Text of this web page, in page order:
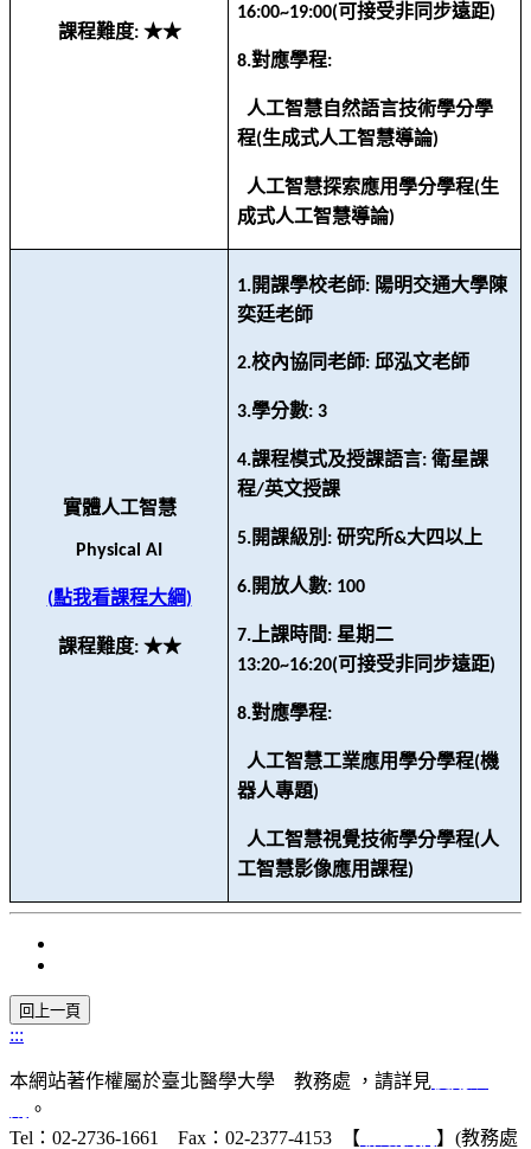
課程難度: ★★
16:00~19:00(可接受非同步遠距)
8.對應學程:
人工智慧自然語言技術學分學
程(生成式人工智慧導論)
人工智慧探索應用學分學程(生
成式人工智慧導論)
實體人工智慧
Physical AI
(點我看課程大綱)
課程難度: ★★
1.開課學校老師: 陽明交通大學陳
奕廷老師
2.校內協同老師:邱泓文老師
3.學分數: 3
4.課程模式及授課語言:衛星課
程/英文授課
5.開課級別 :研究所&大四以上
6.開放人數: 100
7. 上課時間:星期二
13:20~16:20(可接受非同步遠距)
8.對應學程:
人工智慧工業應用學分學程(機
器人專題)
人工智慧視覺技術學分學程(人
工智慧影像應用課程)
:::
本網站著作權屬於臺北醫學大學 教務處 ，請詳見
。
Tel：02-2736-1661 Fax：02-2377-4153 【
】(教務處